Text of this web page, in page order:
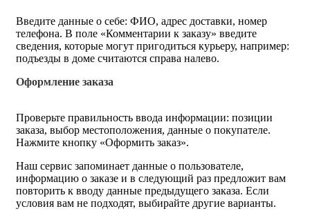
Введите данные о себе: ФИО, адрес доставки, номер
телефона. В поле «Комментарии к заказу» введите
сведения, которые могут пригодиться курьеру, например:
подъезды в доме считаются справа налево.
Оформление заказа
Проверьте правильность ввода информации: позиции
заказа, выбор местоположения, данные о покупателе.
Нажмите кнопку «Оформить заказ».
Наш сервис запоминает данные о пользователе,
информацию о заказе и в следующий раз предложит вам
повторить к вводу данные предыдущего заказа. Если
условия вам не подходят, выбирайте другие варианты.